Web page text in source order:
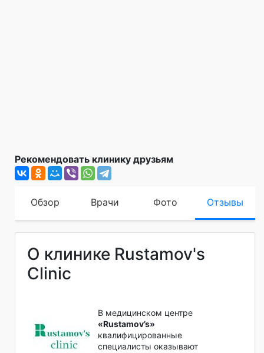
Рекомендовать клинику друзьям
Обзор Врачи Фото Отзывы
О клинике Rustamov's
Clinic
В медицинском центре
«Rustamov’s»
квалифицированные
специалисты оказывают